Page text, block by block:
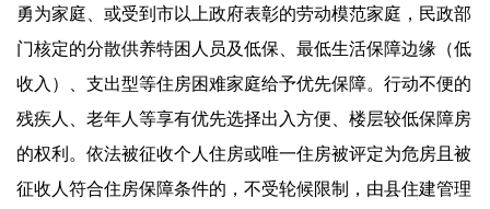
勇为家庭、或受到市以上政府表彰的劳动模范家庭，民政部
门核定的分散供养特困人员及低保、最低生活保障边缘（低
收入）、支出型等住房困难家庭给予优先保障。行动不便的
残疾人、老年人等享有优先选择出入方便、楼层较低保障房
的权利。依法被征收个人住房或唯一住房被评定为危房且被
征收人符合住房保障条件的，不受轮候限制，由县住建管理